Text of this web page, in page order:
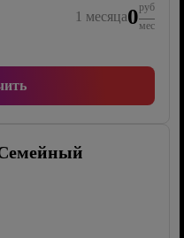
1 месяца0руб
мес